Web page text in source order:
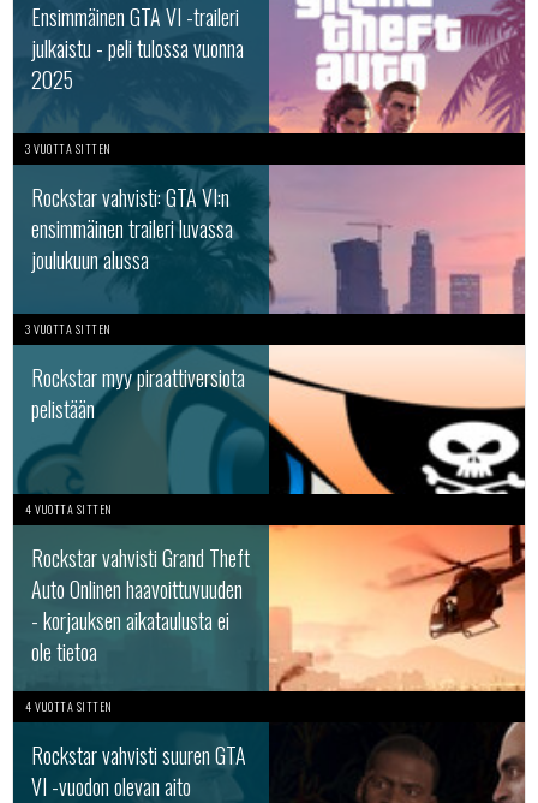
Ensimmäinen GTA VI -traileri
julkaistu - peli tulossa vuonna
2025
3 VUOTTA SITTEN
Rockstar vahvisti: GTA VI:n
ensimmäinen traileri luvassa
joulukuun alussa
3 VUOTTA SITTEN
Rockstar myy piraattiversiota
pelistään
4 VUOTTA SITTEN
Rockstar vahvisti Grand Theft
Auto Onlinen haavoittuvuuden
- korjauksen aikataulusta ei
ole tietoa
4 VUOTTA SITTEN
Rockstar vahvisti suuren GTA
VI -vuodon olevan aito